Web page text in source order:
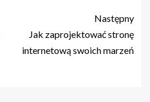
Następny
Jak zaprojektować stronę
internetową swoich marzeń